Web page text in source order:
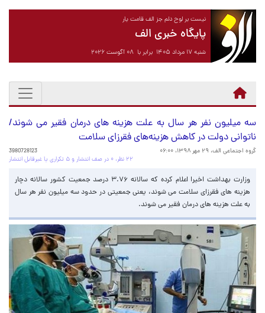
نیست بر لوح دلم جز الف قامت یار
پایگاه خبری الف
شنبه ۱۷ مرداد ۱۴۰۵ برابر با ۰۸ آگوست ۲۰۲۶
سه میلیون نفر هر سال به علت هزینه های درمان فقیر می شوند/
ناتوانی دولت در کاهش هزینه‌های فقرزای سلامت
گروه اجتماعی الف، ۲۹ مهر ۱۳۹۸، ۰۶:۰۰
3980728123
۲۲ نظر، ۰ در صف انتشار و ۵ تکراری یا غیرقابل انتشار
وزارت بهداشت اخیرا اعلام کرده که سالانه ۳.۷۶ درصد جمعیت کشور سالانه دچار
هزینه های فقرزای سلامت می شوند، یعنی جمعیتی در حدود سه میلیون نفر هر سال
به علت هزینه های درمان فقیر می شوند.